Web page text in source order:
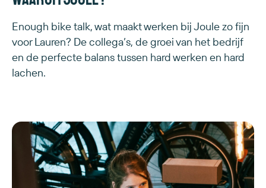
Enough bike talk, wat maakt werken bij Joule zo fijn
voor Lauren? De collega’s, de groei van het bedrijf
en de perfecte balans tussen hard werken en hard
lachen.